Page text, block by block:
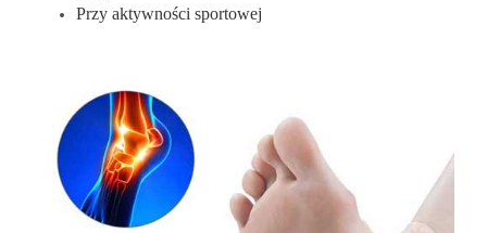
Przy aktywności sportowej